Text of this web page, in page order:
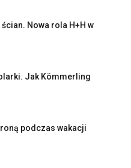
Nowa rola H+H w
Jak Kömmerling
podczas wakacji